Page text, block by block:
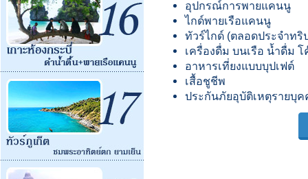
อุปกรณ์การพายแคนนู
ไกด์พายเรือแคนนู
ทัวร์ไกด์ (ตลอดประจำทริ
เครื่องดื่ม บนเรือ น้ำดื่ม
อาหารเที่ยงแบบบุปเฟต์
เสื้อชูชีพ
ประกันภัยอุบัติเหตุรายบุค